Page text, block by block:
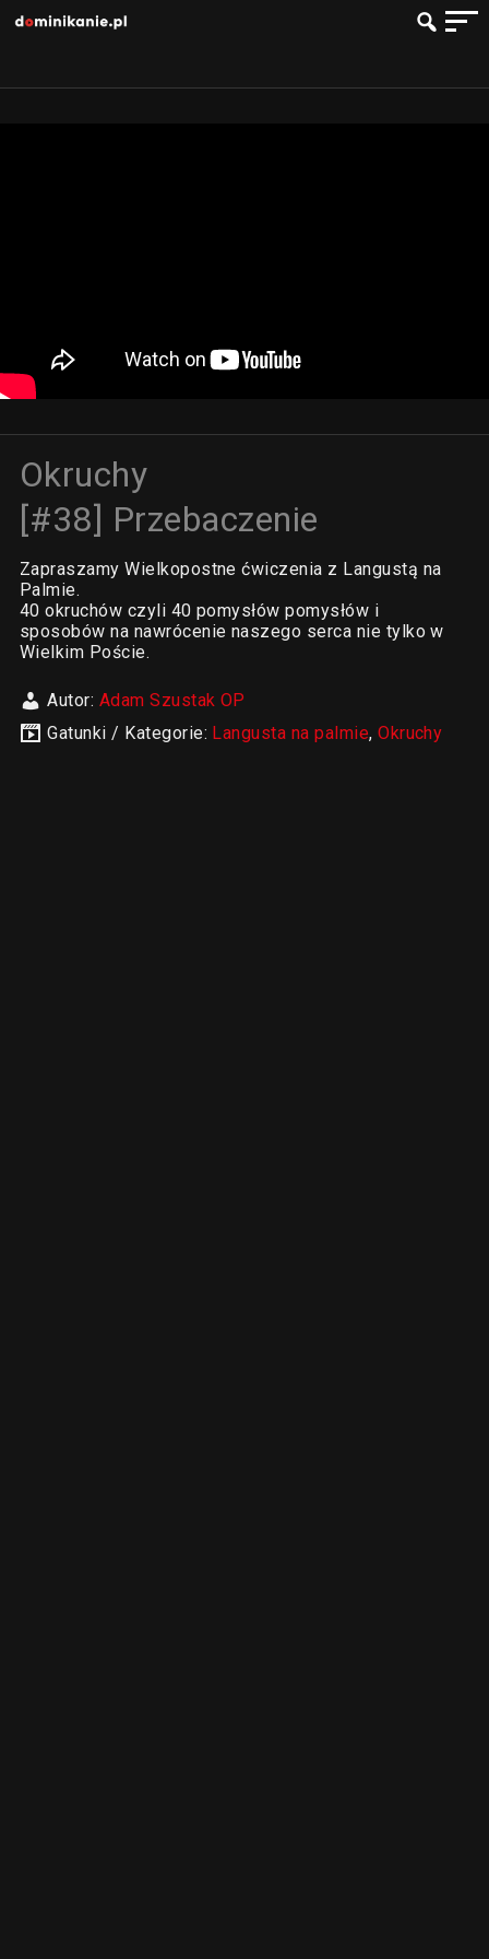
Okruchy
[#38] Przebaczenie
Zapraszamy Wielkopostne ćwiczenia z Langustą na
Palmie.
40 okruchów czyli 40 pomysłów pomysłów i
sposobów na nawrócenie naszego serca nie tylko w
Wielkim Poście.
Autor: Adam Szustak OP
Gatunki / Kategorie: Langusta na palmie,Okruchy